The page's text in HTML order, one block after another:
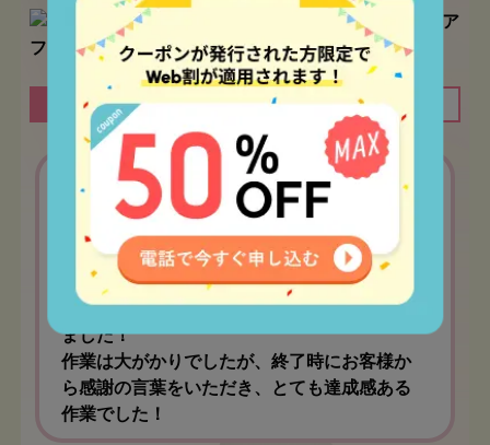
間取り 1LDK 作業時間 1時間
神奈川県横浜市 / 男性 / 30代
中には新品の本もあり、まとめてお買取りさ
せていただきお値引きの対応させたいただき
ました！
作業は大がかりでしたが、終了時にお客様か
ら感謝の言葉をいただき、とても達成感ある
作業でした！